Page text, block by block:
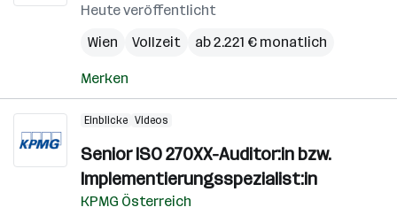
Heute veröffentlicht
Wien
Vollzeit ab 2.221 € monatlich
Merken
Einblicke Videos
Senior ISO 270XX-Auditor:in bzw.
Implementierungsspezialist:in
KPMG Österreich